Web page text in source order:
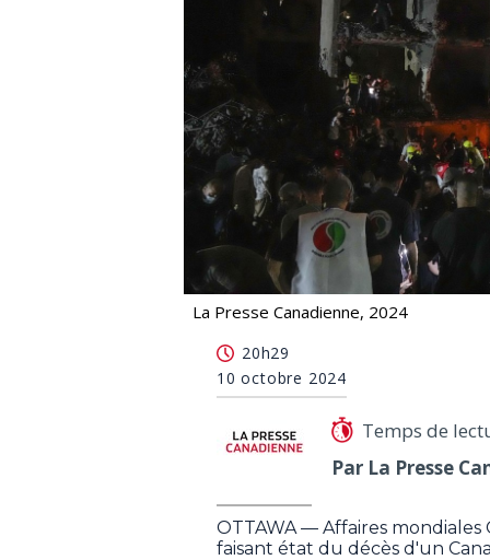
La Presse Canadienne, 2024
20h29
10 octobre 2024
Temps de
Par La Presse
OTTAWA — Affaires
faisant état du décès d'un